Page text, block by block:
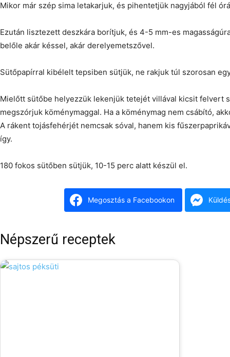
Mikor már szép sima letakarjuk, és pihentetjük nagyjából fél
Ezután lisztezett deszkára borítjuk, és 4-5 mm-es
belőle akár késsel, akár derelyemetszővel.
Sütőpapírral kibélelt tepsiben sütjük, ne rakjuk túl szorosan
Mielőtt sütőbe helyezzük lekenjük tetejét villával kicsit felvert
megszórjuk köménymaggal. Ha a köménymag nem csábító,
A rákent tojásfehérjét nemcsak sóval, hanem kis
így.
180 fokos sütőben sütjük, 10-15 perc alatt készül el.
Megosztás a Facebookon
Népszerű receptek